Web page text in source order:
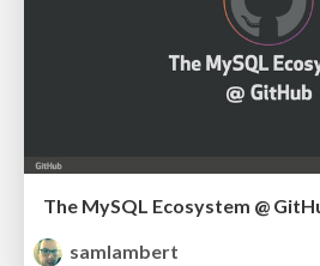
The MySQL Ecosystem @
samlambert